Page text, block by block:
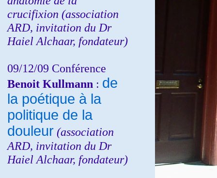
crucifixion (association
ARD, invitation du Dr
Haiel Alchaar, fondateur)
09/12/09 Conférence
Benoit Kullmann : de
la poétique à la
politique de la
douleur (association
ARD, invitation du Dr
Haiel Alchaar, fondateur)